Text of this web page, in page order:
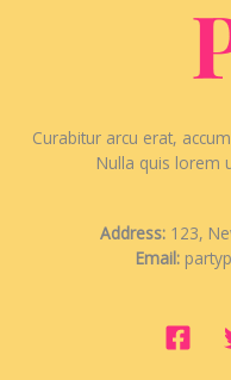
Curabitur arcu erat,
Nulla quis lorem
Address: 123,
Email: